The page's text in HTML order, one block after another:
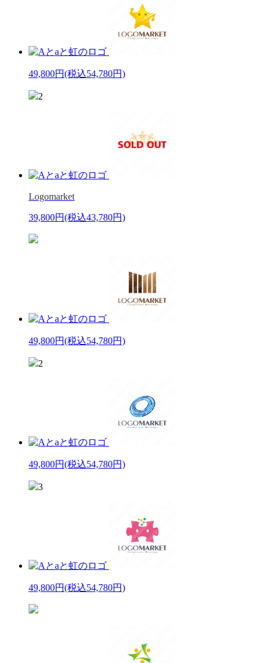
49,800円(税込54,780円)
2
Logomarket
39,800円(税込43,780円)
49,800円(税込54,780円)
2
49,800円(税込54,780円)
3
49,800円(税込54,780円)